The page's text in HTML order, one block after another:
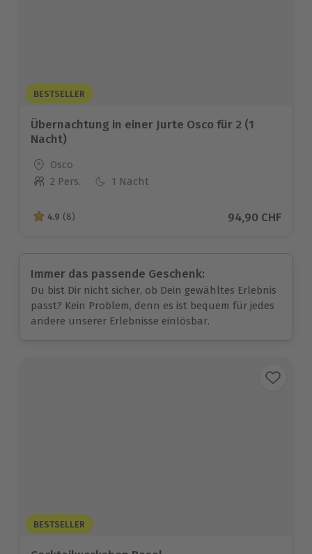
BESTSELLER
Übernachtung in einer Jurte Osco für 2 (1
Nacht)
Standort
Osco
Anzahl der Teilnehmer
2 Pers. 1 Nacht
4.9 von 5 Sternen basierend auf 8 Bewertungen
4.9 (8) Aktueller Preis
94,90 CHF
Immer das passende Geschenk:
Du bist Dir nicht sicher, ob Dein gewähltes Erlebnis
passt? Kein Problem, denn es ist bequem für jedes
andere unserer Erlebnisse einlösbar.
BESTSELLER